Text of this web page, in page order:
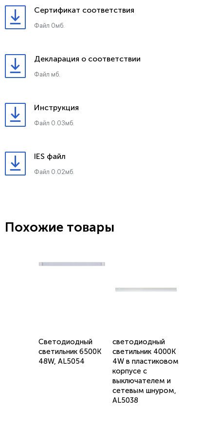
Сертификат соответствия
Файл 0мб.
Декларация о соответствии
Файл мб.
Инструкция
Файл 0.03мб.
IES файл
Файл 0.02мб.
Похожие товары
Светодиодный
светильник 6500K
48W, AL5054
светодиодный
светильник 4000K
4W в пластиковом
корпусе с
выключателем и
сетевым шнуром,
AL5038